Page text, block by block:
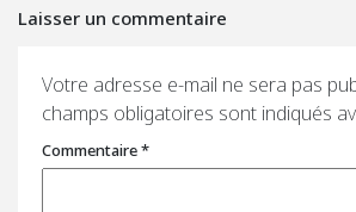
Laisser un commentaire
Votre adresse e-mail ne sera pas
champs obligatoires sont indiqués
Commentaire*